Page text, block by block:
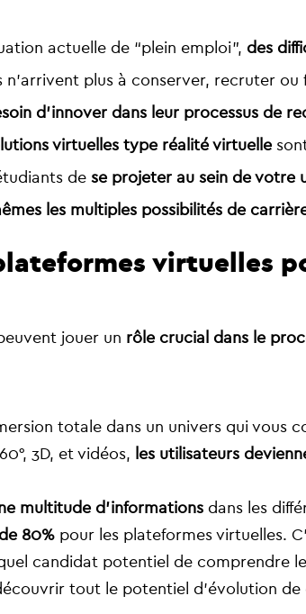
actuelle de “plein emploi”, des
plus à conserver, recruter
d’innover dans leur processus de
virtuelles type réalité virtuelle
de se projeter au sein de votre
les multiples possibilités de
virtuelles
jouer un rôle crucial dans le
totale dans un univers qui
3D, et vidéos, les utilisateurs
multitude d’informations dans les
80% pour les plateformes virtuelles.
candidat potentiel de comprendre
tout le potentiel d’évolution de